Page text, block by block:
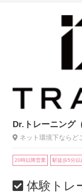
Dr.トレーニング
ネット環境下ならど
20時以降営業 駅徒歩5分以
体験トレ